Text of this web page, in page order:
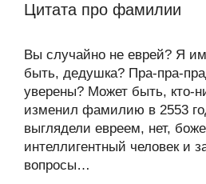
Цитата про фамилии
Вы случайно не еврей? Я
быть, дедушка? Пра-пра-
уверены? Может быть, кто-
изменил фамилию в 2553
выглядели евреем, нет,
интеллигентный человек и
вопросы…